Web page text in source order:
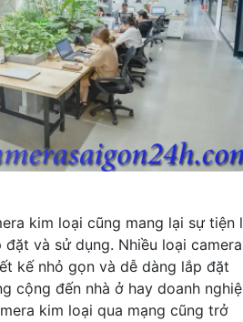
kim loại cũng mang lại sự tiện
và sử dụng. Nhiều loại camera
kế nhỏ gọn và dễ dàng lắp đặt
cộng đến nhà ở hay doanh
kim loại qua mạng cũng trở